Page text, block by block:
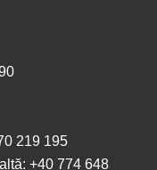
219 195
+40 774 648